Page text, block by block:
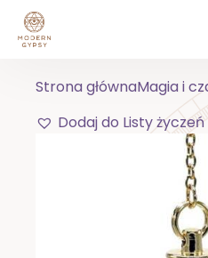
Strona głównaMagia i
Dodaj do Listy życzeń